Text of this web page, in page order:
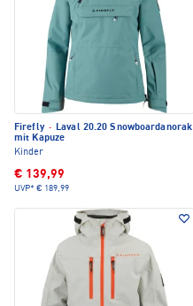
Firefly · Laval 20.20 Snowboardanorak
mit Kapuze
Kinder
€ 139,99
UVP* € 189,99